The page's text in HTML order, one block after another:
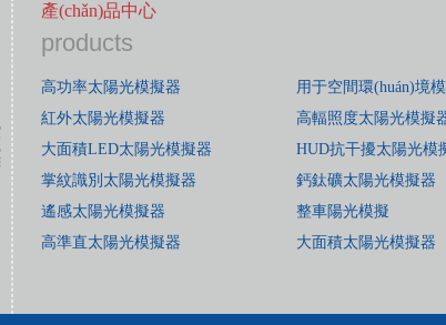
產(chǎn)品中心
products
高功率太陽光模擬器
紅外太陽光模擬器
高輻照度太陽光模擬
大面積LED太陽光模擬器
HUD抗干擾太陽光模
掌紋識別太陽光模擬器
鈣鈦礦太陽光模擬器
遙感太陽光模擬器
整車陽光模擬
高準直太陽光模擬器
大面積太陽光模擬器